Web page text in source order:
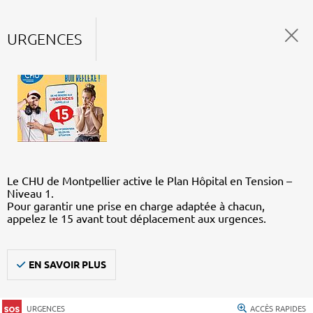
URGENCES
Le CHU de Montpellier active le Plan Hôpital en Tension –
Niveau 1.
Pour garantir une prise en charge adaptée à chacun,
appelez le 15 avant tout déplacement aux urgences.
EN SAVOIR PLUS
URGENCES ACCÈS RAPIDES